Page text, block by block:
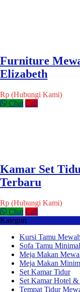
Furniture
Elizabeth
Rp (Hubungi Kami)
Chat Call
Kamar Set
Terbaru
Rp (Hubungi Kami)
Chat Call
Kategori
Kursi Tamu Mewah
Sofa Tamu
Meja Makan
Meja Makan
Set Kamar Tidur
Set Kamar Hotel
Tempat Tidur